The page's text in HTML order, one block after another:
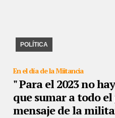
POLÍTICA
Repaso del 2019, cómo se ganó.
En el día de la Miitancia
" Para el 2023 no
que sumar a todo
mensaje de la